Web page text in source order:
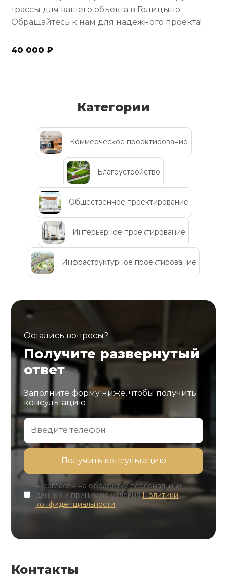
трассы для вашего объекта в Голицыно.
Обращайтесь к нам для надёжного проекта!
40 000 ₽
Категории
Коммерческое проектирование
Благоустройство
Общественное проектирование
Интерьерное проектирование
Инфраструктурное проектирование
Остались вопросы?
Получите развернутый
ответ
Заполните форму ниже, чтобы получить
консультацию
Я согласен на обработку персональных
данных и принимаю условияПолитики
конфиденциальности
Контакты